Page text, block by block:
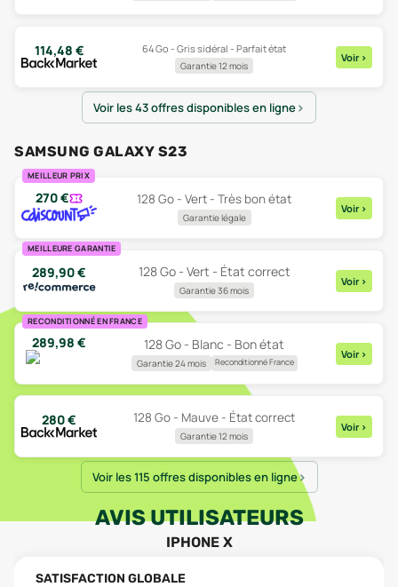
114,48 € 64 Go - Gris sidéral - Parfait état
Garantie 12 mois
Voir >
Voir les 43 offres disponibles en ligne
SAMSUNG GALAXY S23
MEILLEUR PRIX
270€ 128 Go - Vert - Très bon état
Garantie légale
Voir >
MEILLEURE GARANTIE
289,90€ 128 Go - Vert - État correct
Garantie 36 mois
Voir >
RECONDITIONNÉ EN FRANCE
289,98 € 128 Go - Blanc - Bon état
Garantie 24 mois Reconditionné France
Voir >
280€ 128 Go - Mauve - État correct
Garantie 12 mois
Voir >
Voir les 115 offres disponibles en ligne
AVIS UTILISATEURS
IPHONE X
SATISFACTION GLOBALE